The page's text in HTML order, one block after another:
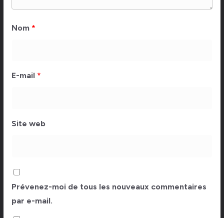
Nom *
E-mail *
Site web
Prévenez-moi de tous les nouveaux commentaires
par e-mail.